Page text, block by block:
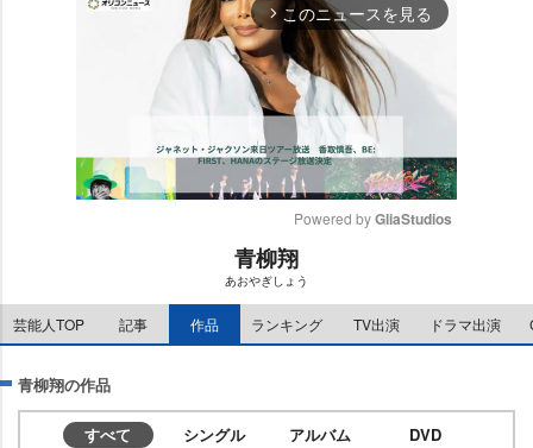
arrow_forward_ios このニュースを見る
e
Powered by GliaStudios
青柳翔
あおやぎしょう
芸能人TOP 記事 作品 ランキング TV出演 ドラマ出演
青柳翔の作品
すべて シングル アルバム
DVD